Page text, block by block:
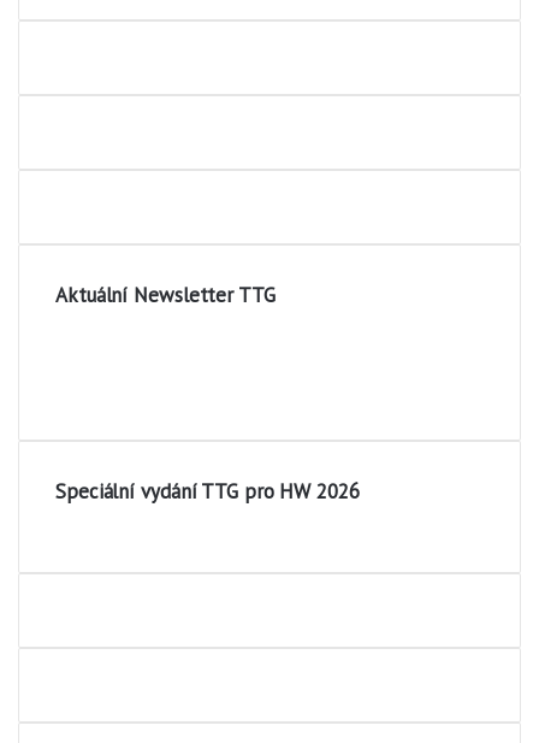
Aktuální Newsletter TTG
Speciální vydání TTG pro HW 2026